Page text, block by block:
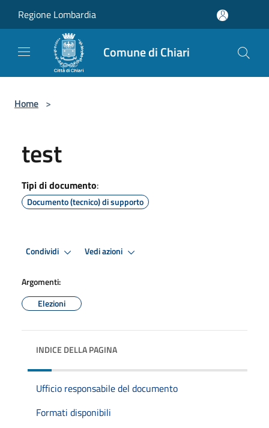
Regione Lombardia
Comune di Chiari
Home >
test
Tipi di documento:
Documento (tecnico) di supporto
Condividi Vedi azioni
Argomenti:
Elezioni
INDICE DELLA PAGINA
Ufficio responsabile del documento
Formati disponibili